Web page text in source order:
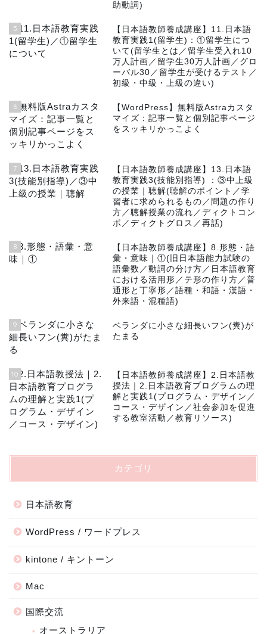
助動詞)
5
【日本語教師養成講座】11.日本語
教育実践1(留学生)：①留学生につ
いて(留学生とは／留学生受入れ10
万人計画／留学生30万人計画／グロ
ーバル30／留学生が受けるテスト／
初級・中級・上級の違い)
6
【WordPress】無料版Astraカスタ
マイズ：記事一覧と個別記事ページ
をスッキリかっこよく
7
【日本語教師養成講座】13.日本語
教育実践3(技能別指導) ：③中上級
の授業｜聴解(聴解のポイント／学
習者に求められるもの／問題の作り
方／聴解授業の流れ／ディクトコン
ポ／ディクトグロス／再話)
8
【日本語教師養成講座】8.形態・語
彙・意味｜①(旧日本語能力試験の
語彙数／動詞の分け方／日本語教育
における活用形／テ形の作り方／普
通形と丁寧形／語種・和語・漢語・
外来語・混種語)
9
ベランダに小さな細長いフン(糞)が
たまる
10
【日本語教師養成講座】2.日本語教
授法｜2.日本語教育プログラムの理
解と実践1(プログラム・デザイン／
コース・デザイン／社会参加を促進
する教室活動／教育リソース)
カテゴリ
日本語教育
WordPress / ワードプレス
kintone / キントーン
Mac
国際交流
オーストラリア